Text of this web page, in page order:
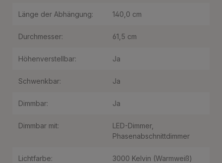
Länge der Abhängung: 140,0 cm
Durchmesser: 61,5 cm
Höhenverstellbar: Ja
Schwenkbar: Ja
Dimmbar: Ja
Dimmbar mit: LED-Dimmer,
Phasenabschnittdimmer
Lichtfarbe: 3000 Kelvin (Warmweiß)